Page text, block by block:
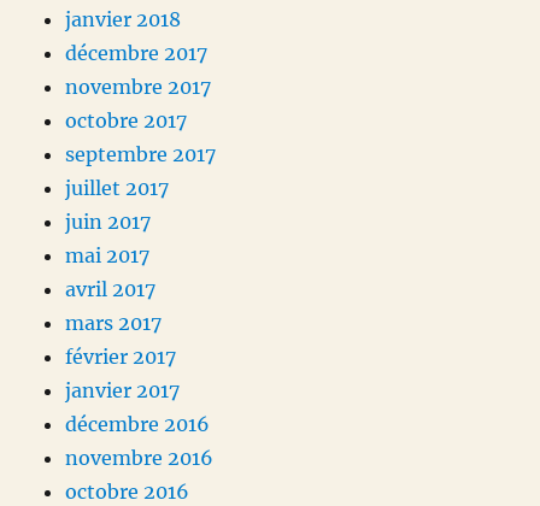
janvier 2018
décembre 2017
novembre 2017
octobre 2017
septembre 2017
juillet 2017
juin 2017
mai 2017
avril 2017
mars 2017
février 2017
janvier 2017
décembre 2016
novembre 2016
octobre 2016